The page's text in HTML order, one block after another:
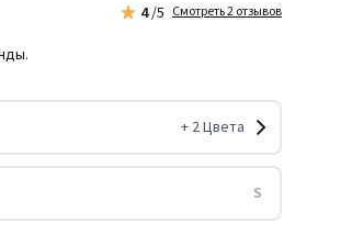
4 /5 Смотреть 2 отзывов
+ 2Цвета
S